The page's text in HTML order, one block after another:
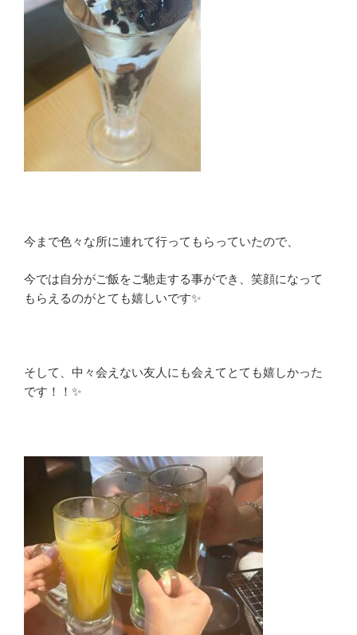
今まで色々な所に連れて行ってもらっていたので、
今では自分がご飯をご馳走する事ができ、笑顔になって
もらえるのがとても嬉しいです✨
そして、中々会えない友人にも会えてとても嬉しかった
です！！✨